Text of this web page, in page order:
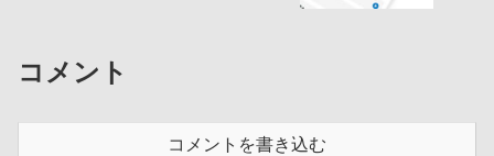
コメント
コメントを書き込む